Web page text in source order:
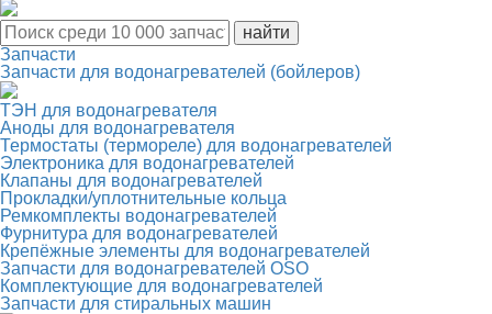
Запчасти
Запчасти для водонагревателей (бойлеров)
ТЭН для водонагревателя
Аноды для водонагревателя
Термостаты (термореле) для водонагревателей
Электроника для водонагревателей
Клапаны для водонагревателей
Прокладки/уплотнительные кольца
Ремкомплекты водонагревателей
Фурнитура для водонагревателей
Крепёжные элементы для водонагревателей
Запчасти для водонагревателей OSO
Комплектующие для водонагревателей
Запчасти для стиральных машин